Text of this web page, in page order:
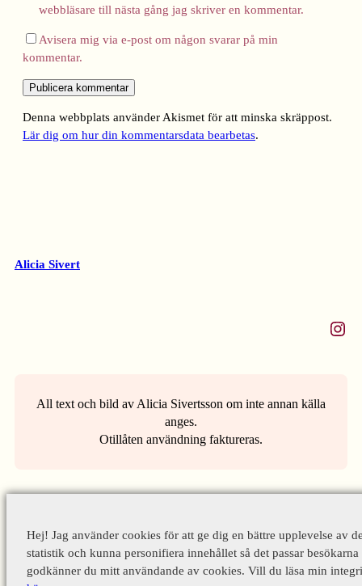
webbläsare till nästa gång jag skriver en kommentar.
Avisera mig via e-post om någon svarar på min
kommentar.
Denna webbplats använder Akismet för att minska skräppost.
Lär dig om hur din kommentarsdata bearbetas.
Alicia Sivert
Instagram
All text och bild av Alicia Sivertsson om inte annan källa
anges.
Otillåten användning faktureras.
Hej! Jag använder cookies för att ge dig en bättre upplevelse av
statistik och kunna personifiera innehållet så det passar
godkänner du mitt användande av cookies. Vill du läsa min